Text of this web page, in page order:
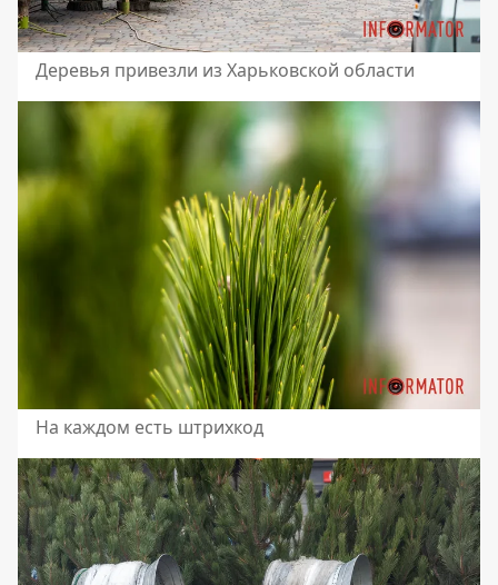
Деревья привезли из Харьковской области
На каждом есть штрихкод